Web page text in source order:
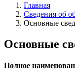
Главная
Сведения об
Основные
Основные
Полное